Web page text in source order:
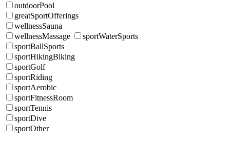
outdoorPool
greatSportOfferings
wellnessSauna
wellnessMassage
sportWaterSports
sportBallSports
sportHikingBiking
sportGolf
sportRiding
sportAerobic
sportFitnessRoom
sportTennis
sportDive
sportOther